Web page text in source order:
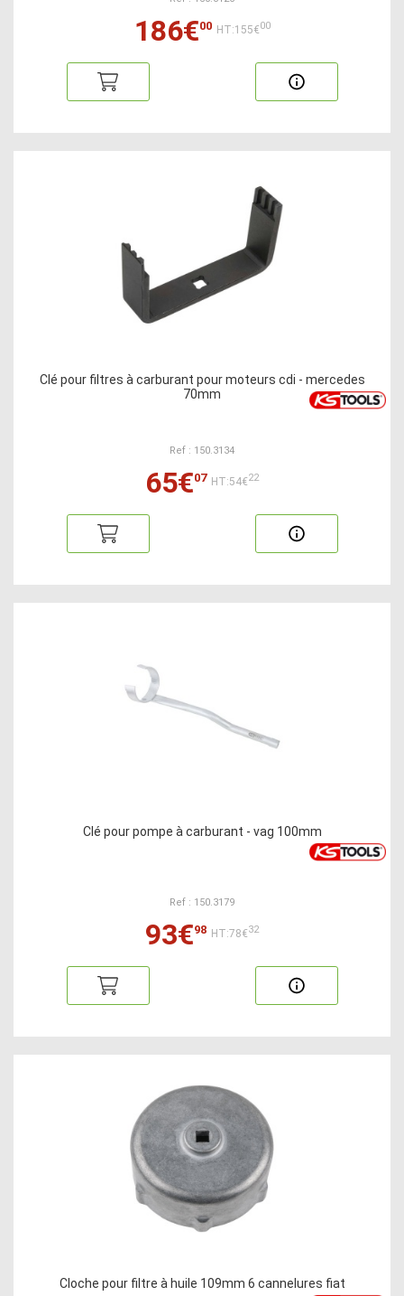
186€00 HT:155€00
Clé pour filtres à carburant pour moteurs cdi - mercedes
70mm
Ref : 150.3134
65€07 HT:54€22
Clé pour pompe à carburant - vag 100mm
Ref : 150.3179
93€98 HT:78€32
Cloche pour filtre à huile 109mm 6 cannelures fiat